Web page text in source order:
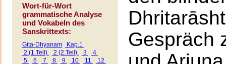
Wort-für-Wort
grammatische Analyse
und Vokabeln des
Sanskrittexts:
Gita-Dhyanam
Kap.1
2 (1.Teil)
2 (2.Teil) 3
4
5
6 7 8 9 10 11
12
Gespräch